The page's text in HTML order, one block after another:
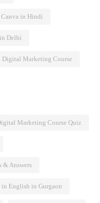
Canva in Hindi
Delhi
Digital Marketing Course
Marketing Course Quiz
& Answers
English in Gurgaon